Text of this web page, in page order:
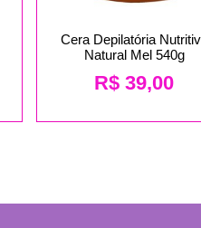
Cera Depilatória
Natural Mel 540g
R$ 39,00